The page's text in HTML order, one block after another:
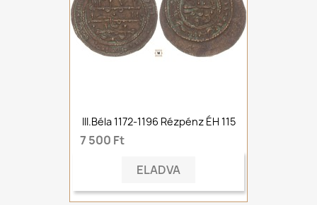
III.Béla 1172-1196 Rézpénz ÉH 115
7 500 Ft
ELADVA